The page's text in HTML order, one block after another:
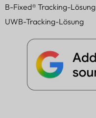
B-Fixed® Tracking-Lösung
UWB-Tracking-Lösung